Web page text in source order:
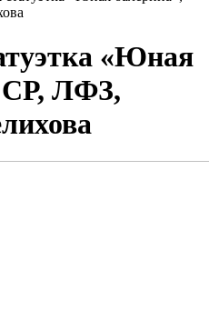
«Юная
ЛФЗ,